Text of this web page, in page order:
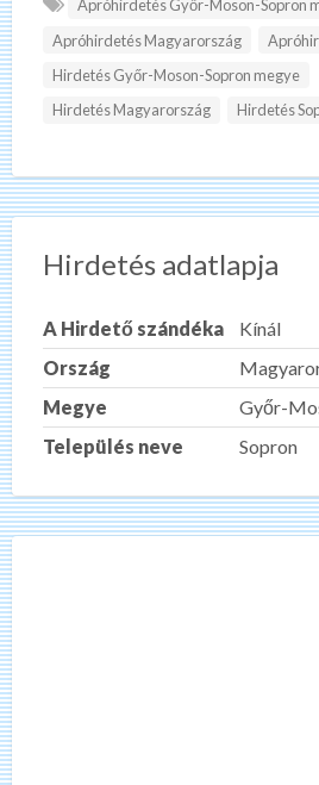
Apróhirdetés Győr-Moson-Sopron
Apróhirdetés Magyarország
Hirdetés Győr-Moson-Sopron megye
Hirdetés Magyarország
Hirdetés
Hirdetés adatlapja
A Hirdető szándéka
Kínál
Ország
Megye
Győr-
Település neve
Sopron